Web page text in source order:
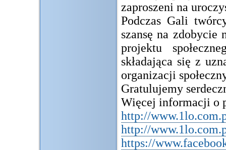
zaproszeni na
Podczas Gali
szansę na zdobycie
projektu
składająca się z
organizacji
Gratulujemy
Więcej informacji o
http://
http://
https://